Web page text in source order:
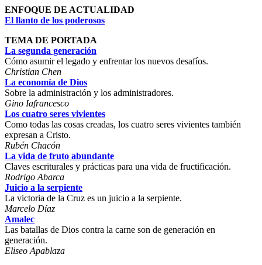
ENFOQUE DE ACTUALIDAD
El llanto de los poderosos
TEMA DE PORTADA
La segunda generación
Cómo asumir el legado y enfrentar los nuevos desafíos.
Christian Chen
La economía de Dios
Sobre la administración y los administradores.
Gino Iafrancesco
Los cuatro seres vivientes
Como todas las cosas creadas, los cuatro seres vivientes también
expresan a Cristo.
Rubén Chacón
La vida de fruto abundante
Claves escriturales y prácticas para una vida de fructificación.
Rodrigo Abarca
Juicio a la serpiente
La victoria de la Cruz es un juicio a la serpiente.
Marcelo Díaz
Amalec
Las batallas de Dios contra la carne son de generación en
generación.
Eliseo Apablaza